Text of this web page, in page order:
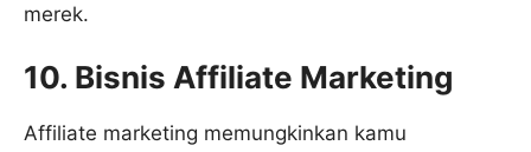
merek.
10. Bisnis Affiliate Marketing
Affiliate marketing memungkinkan kamu